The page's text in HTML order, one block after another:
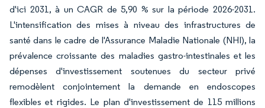
d'ici 2031, à un CAGR de 5,90 % sur la période 2026-2031.
L'intensification des mises à niveau des infrastructures de
santé dans le cadre de l'Assurance Maladie Nationale (NHI), la
prévalence croissante des maladies gastro-intestinales et les
dépenses d'investissement soutenues du secteur privé
remodèlent conjointement la demande en endoscopes
flexibles et rigides. Le plan d'investissement de 115 millions